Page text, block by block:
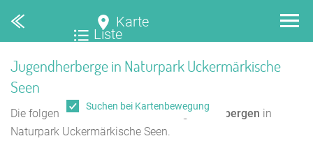
Karte
Liste
Jugendherberge in Naturpark Uckermärkische
Seen
Die folgende Übersicht enthält2Jugendherbergen in
Naturpark Uckermärkische Seen.
Suchen bei Kartenbewegung